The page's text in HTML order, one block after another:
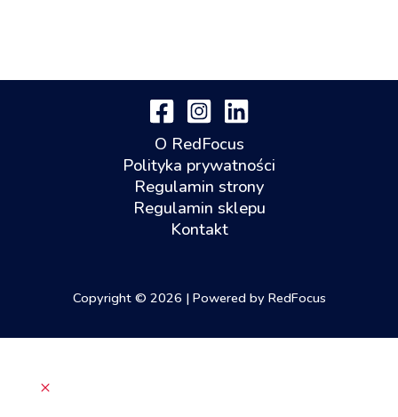
O RedFocus
Polityka prywatności
Regulamin strony
Regulamin sklepu
Kontakt
Copyright © 2026 | Powered by RedFocus